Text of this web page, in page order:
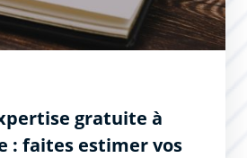
gratuite à
: faites estimer vos